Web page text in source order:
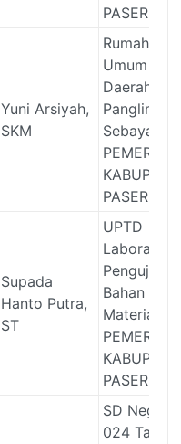
PASER
Yuni Arsiyah,
SKM
Rumah
Umum
Daerah
Panglima
Sebaya
PASER
Supada
Hanto Putra,
ST
UPTD
Pengujian
Bahan dan
Material
PASER
SD Negeri
024 Tanah